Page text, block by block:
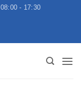
08:00 - 17:30